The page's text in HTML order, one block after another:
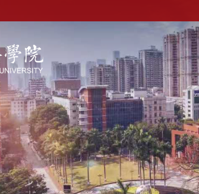
科学研究
研究成果
课题立项
成果奖励
博士后流动站
学术刊物
经院智库
学术交流
学术会议
学术报告
最新动态